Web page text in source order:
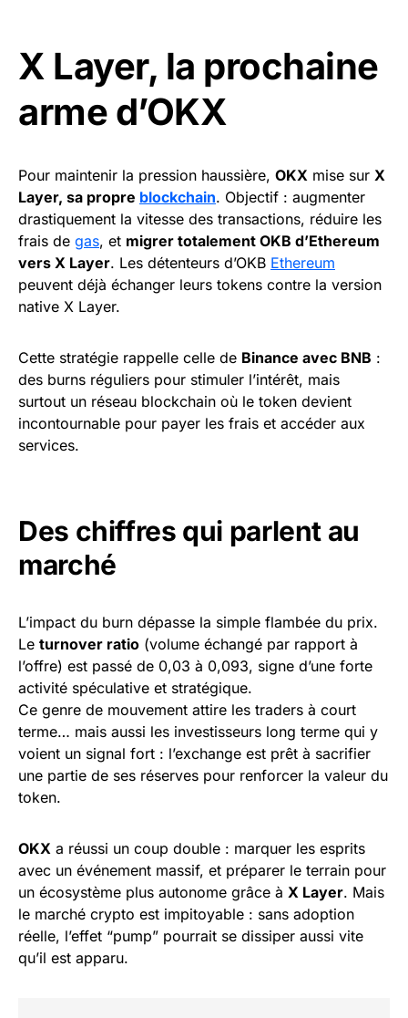
X Layer, la prochaine
arme d’OKX
Pour maintenir la pression haussière, OKX mise sur X
Layer, sa propre blockchain. Objectif : augmenter
drastiquement la vitesse des transactions, réduire les
frais de gas, et migrer totalement OKB d’Ethereum
vers X Layer. Les détenteurs d’OKB Ethereum
peuvent déjà échanger leurs tokens contre la version
native X Layer.
Cette stratégie rappelle celle de Binance avec BNB :
des burns réguliers pour stimuler l’intérêt, mais
surtout un réseau blockchain où le token devient
incontournable pour payer les frais et accéder aux
services.
Des chiffres qui parlent au
marché
L’impact du burn dépasse la simple flambée du prix.
Le turnover ratio (volume échangé par rapport à
l’offre) est passé de 0,03 à 0,093, signe d’une forte
activité spéculative et stratégique.
Ce genre de mouvement attire les traders à court
terme… mais aussi les investisseurs long terme qui y
voient un signal fort : l’exchange est prêt à sacrifier
une partie de ses réserves pour renforcer la valeur du
token.
OKX a réussi un coup double : marquer les esprits
avec un événement massif, et préparer le terrain pour
un écosystème plus autonome grâce à X Layer. Mais
le marché crypto est impitoyable : sans adoption
réelle, l’effet “pump” pourrait se dissiper aussi vite
qu’il est apparu.